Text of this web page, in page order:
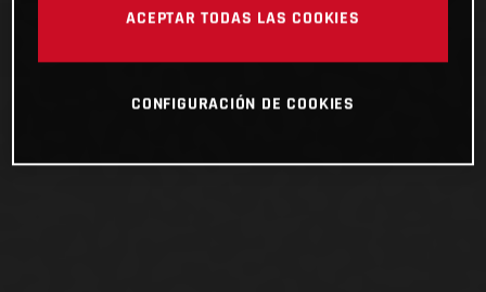
ACEPTAR TODAS LAS COOKIES
CONFIGURACIÓN DE COOKIES